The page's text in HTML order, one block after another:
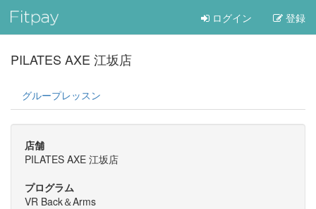
ログイン 登録
PILATES AXE 江坂店
グループレッスン
店舗
PILATES AXE 江坂店
プログラム
VR Back＆Arms